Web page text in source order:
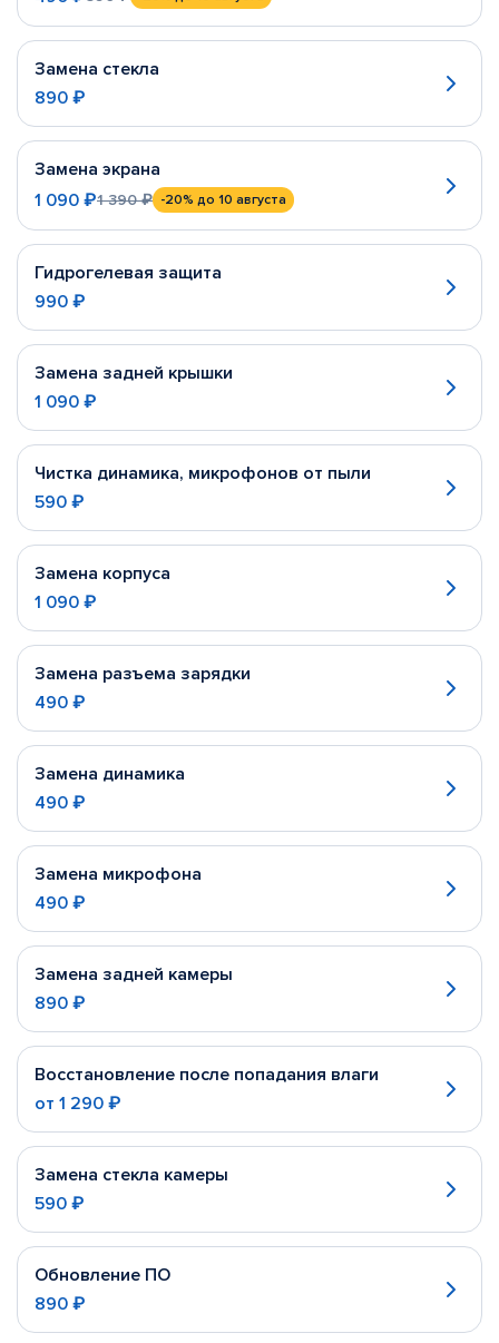
Замена стекла
890 ₽
Замена экрана
1 090 ₽1 390 ₽ -20% до 10 августа
Гидрогелевая защита
990 ₽
Замена задней крышки
1 090 ₽
Чистка динамика, микрофонов от пыли
590 ₽
Замена корпуса
1 090 ₽
Замена разъема зарядки
490 ₽
Замена динамика
490 ₽
Замена микрофона
490 ₽
Замена задней камеры
890 ₽
Восстановление после попадания влаги
от 1 290 ₽
Замена стекла камеры
590 ₽
Обновление ПО
890 ₽